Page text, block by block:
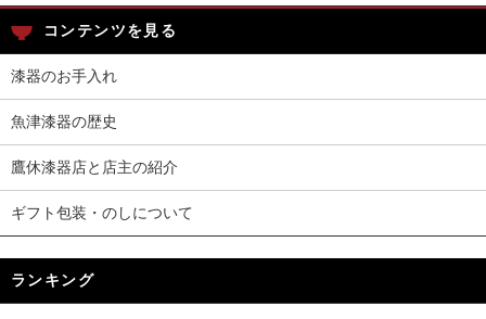
コンテンツを見る
漆器のお手入れ
魚津漆器の歴史
鷹休漆器店と店主の紹介
ギフト包装・のしについて
ランキング